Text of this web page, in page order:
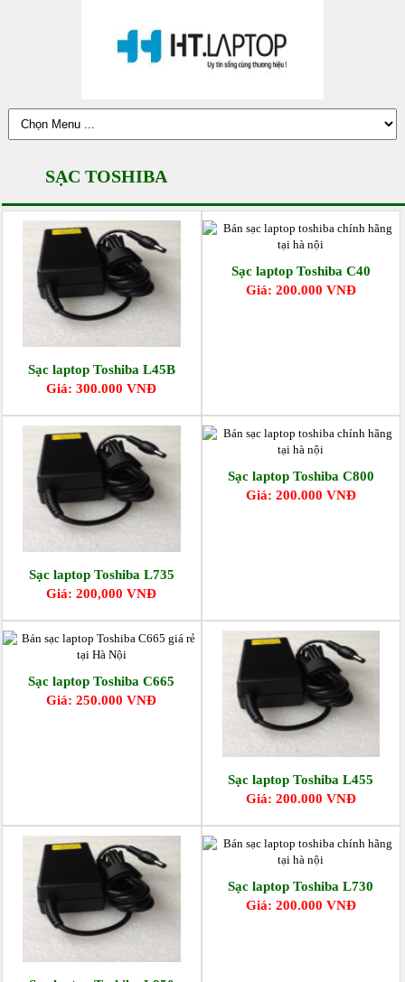
SẠC TOSHIBA
Sạc laptop Toshiba L45B
Giá: 300.000 VNĐ
Sạc laptop Toshiba C40
Giá: 200.000 VNĐ
Sạc laptop Toshiba L735
Giá: 200,000 VNĐ
Sạc laptop Toshiba C800
Giá: 200.000 VNĐ
Sạc laptop Toshiba C665
Giá: 250.000 VNĐ
Sạc laptop Toshiba L455
Giá: 200.000 VNĐ
Sạc laptop Toshiba L730
Giá: 200.000 VNĐ